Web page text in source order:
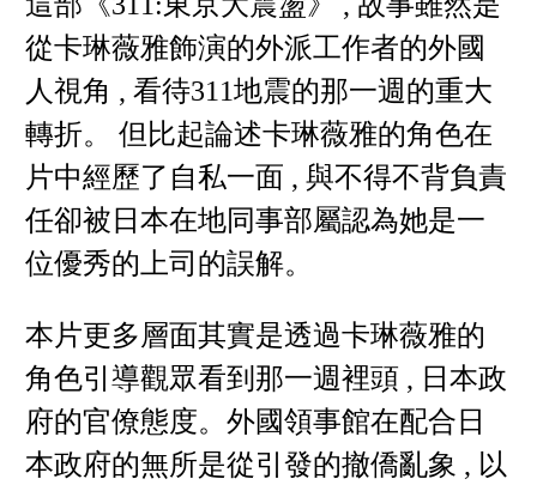
從卡琳薇雅飾演的外派工作者的外國
人視角 , 看待311地震的那一週的重大
轉折。 但比起論述卡琳薇雅的角色在
片中經歷了自私一面 , 與不得不背負責
任卻被日本在地同事部屬認為她是一
位優秀的上司的誤解。
本片更多層面其實是透過卡琳薇雅的
角色引導觀眾看到那一週裡頭 , 日本政
府的官僚態度。外國領事館在配合日
本政府的無所是從引發的撤僑亂象 , 以